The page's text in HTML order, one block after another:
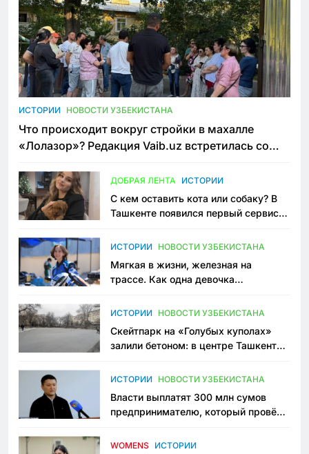
ИСТОРИИ НОВОСТИ УЗБЕКИСТАНА
Что происходит вокруг стройки в махалле
«Лолазор»? Редакция Vaib.uz встретилась со
ДОБРАЯ ЛЕНТА ИСТОРИИ
С кем оставить кота или собаку? В
Ташкенте появился первый сервис
ИСТОРИИ НОВОСТИ УЗБЕКИСТАНА
Мягкая в жизни, железная на
трассе. Как одна девочка
Узбекистане
ИСТОРИИ НОВОСТИ УЗБЕКИСТАНА
Скейтпарк на «Голубых куполах»
залили бетоном: в центре Ташкента
пространство
ИСТОРИИ НОВОСТИ УЗБЕКИСТАНА
Власти выплатят 300 млн сумов
предпринимателю, который провёл
приговору
WOMENS ИСТОРИИ